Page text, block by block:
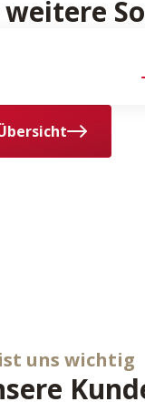
uns wichtig